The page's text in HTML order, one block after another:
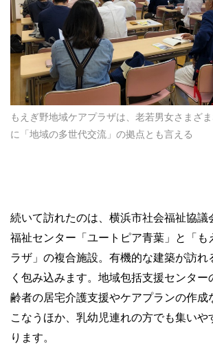
もえぎ野地域ケアプラザは、老若男女さまざ
に「地域の多世代交流」の拠点とも言える
続いて訪れたのは、横浜市社会福祉協議
福祉センター「ユートピア青葉」と「も
ラザ」の複合施設。有機的な建築が訪れ
く包み込みます。地域包括支援センター
齢者の居宅介護支援やケアプランの作成
こなうほか、乳幼児連れの方でも集いや
ります。